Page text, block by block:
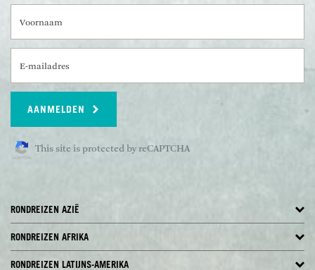
AANMELDEN
This site is protected by reCAPTCHA
RONDREIZEN AZIË
RONDREIZEN AFRIKA
RONDREIZEN LATIJNS-AMERIKA